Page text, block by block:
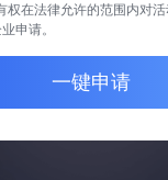
权在法律允许的范围内对活
申请。
一键申请